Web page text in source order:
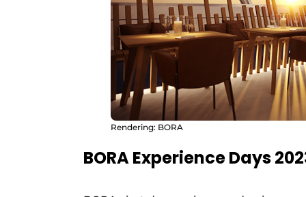
Rendering: BORA
BORA Experience Days